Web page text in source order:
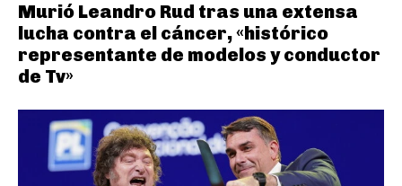
Murió Leandro Rud tras una extensa
lucha contra el cáncer, «histórico
representante de modelos y conductor
de Tv»